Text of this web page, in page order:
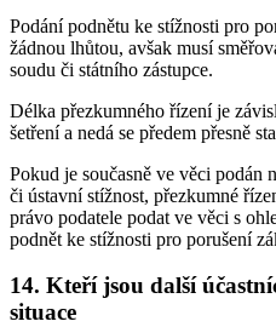
Podání podnětu ke stížnosti pro
žádnou lhůtou, avšak musí
soudu či státního zástupce.
Délka přezkumného řízení je
šetření a nedá se předem přesně
Pokud je současně ve věci
či ústavní stížnost, přezkumné
právo podatele podat ve věci s
podnět ke stížnosti pro porušení
14. Kteří jsou další
situace